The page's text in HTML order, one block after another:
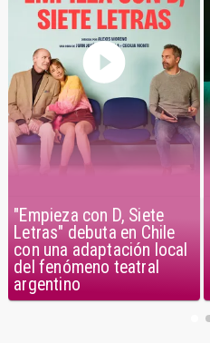
"Empieza con D, Siete
Letras" debuta en Chile
con una adaptación local
del fenómeno teatral
argentino